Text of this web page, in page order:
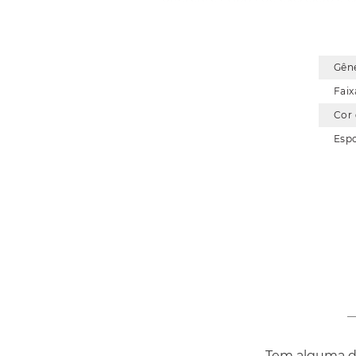
costuras planas reduzem o atrito
para diferentes atividades
o visual esportivo com
Cor